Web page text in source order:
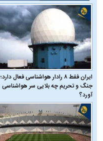
ایران فقط ۸ رادار هواشناسی فعال دارد؛
جنگ و تحریم چه بلایی سر هواشناسی
آورد؟